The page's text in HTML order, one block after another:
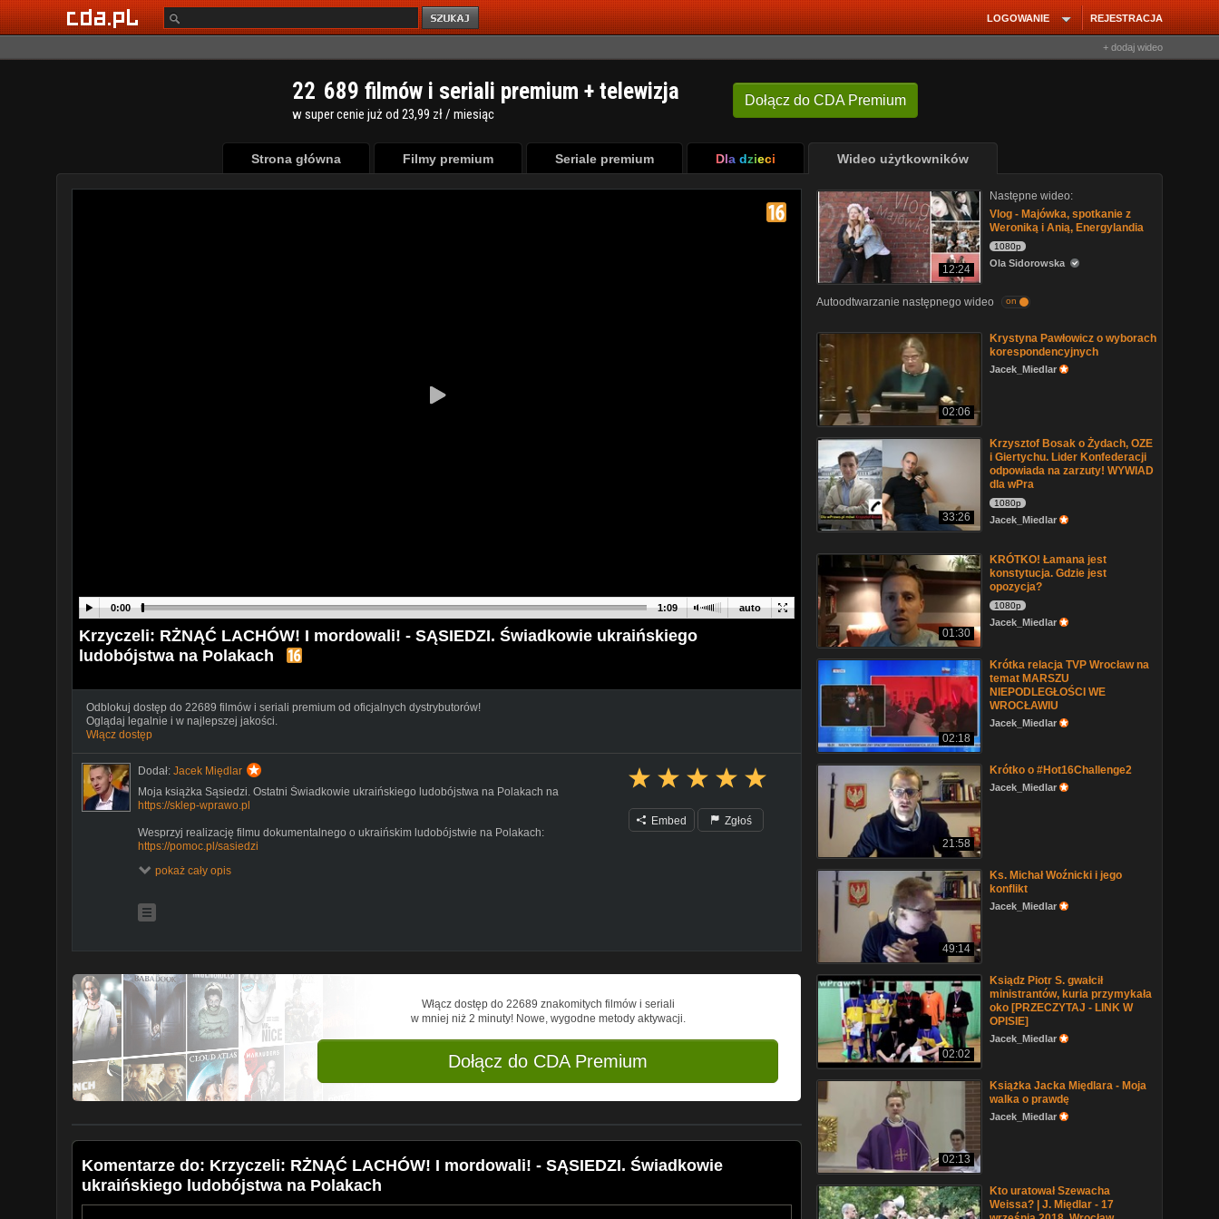
REJESTRACJA
LOGOWANIE
+ dodaj wideo
Dołącz do CDA Premium
22 689 filmów i seriali premium + telewizja
w super cenie już od 23,99 zł / miesiąc
Strona główna Filmy premium Seriale premium Dla dzieci Wideo użytkowników
auto
0:00 1:09
Krzyczeli: RŻNĄĆ LACHÓW! I mordowali! - SĄSIEDZI. Świadkowie ukraińskiego
ludobójstwa na Polakach
Odblokuj dostęp do 22689 filmów i seriali premium od oficjalnych dystrybutorów!
Oglądaj legalnie i w najlepszej jakości.
Włącz dostęp
Dodał: Jacek Międlar
Moja książka Sąsiedzi. Ostatni Świadkowie ukraińskiego ludobójstwa na Polakach na
https://sklep-wprawo.pl
Wesprzyj realizację filmu dokumentalnego o ukraińskim ludobójstwie na Polakach:
https://pomoc.pl/sasiedzi
Wsparcie bezpośrednie:
pokaż cały opis
Embed Zgłoś
Włącz dostęp do 22689 znakomitych filmów i seriali
w mniej niż 2 minuty! Nowe, wygodne metody aktywacji.
Dołącz do CDA Premium
Komentarze do: Krzyczeli: RŻNĄĆ LACHÓW! I mordowali! - SĄSIEDZI. Świadkowie
ukraińskiego ludobójstwa na Polakach
12:24
Następne wideo:
Vlog - Majówka, spotkanie z
Weroniką i Anią, Energylandia
1080p
Ola Sidorowska
Autoodtwarzanie następnego wideo on
02:06
Krystyna Pawłowicz o wyborach
korespondencyjnych
Jacek_Miedlar
33:26
Krzysztof Bosak o Żydach, OZE
i Giertychu. Lider Konfederacji
odpowiada na zarzuty! WYWIAD
dla wPra
1080p
Jacek_Miedlar
01:30
KRÓTKO! Łamana jest
konstytucja. Gdzie jest
opozycja?
1080p
Jacek_Miedlar
02:18
Krótka relacja TVP Wrocław na
temat MARSZU
NIEPODLEGŁOŚCI WE
WROCŁAWIU
Jacek_Miedlar
21:58
Krótko o #Hot16Challenge2
Jacek_Miedlar
49:14
Ks. Michał Woźnicki i jego
konflikt
Jacek_Miedlar
02:02
Ksiądz Piotr S. gwałcił
ministrantów, kuria przymykała
oko [PRZECZYTAJ - LINK W
OPISIE]
Jacek_Miedlar
02:13
Książka Jacka Międlara - Moja
walka o prawdę
Jacek_Miedlar
Kto uratował Szewacha
Weissa? | J. Międlar - 17